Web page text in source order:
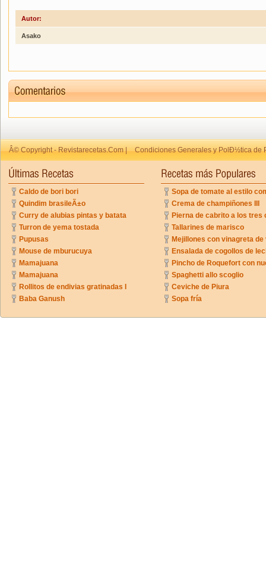
Autor:
Asako
Â© Copyright - Revistarecetas.Com | Condiciones Generales y PolÐ½tica de
Caldo de bori bori
Quindim brasileÃ±o
Curry de alubias pintas y batata
Turron de yema tostada
Pupusas
Mouse de mburucuya
Mamajuana
Mamajuana
Rollitos de endivias gratinadas I
Baba Ganush
Sopa de tomate al estilo
Crema de champiñones III
Pierna de cabrito a los tres
Tallarines de marisco
Mejillones con vinagreta
Ensalada de cogollos de
Pincho de Roquefort con
Spaghetti allo scoglio
Ceviche de Piura
Sopa fría